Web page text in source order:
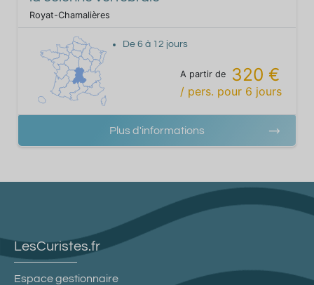
Royat-Chamalières
De6 à 12 jours
A partir de 320 €
/ pers. pour 6 jours
Plus d'informations
LesCuristes.fr
Espace gestionnaire